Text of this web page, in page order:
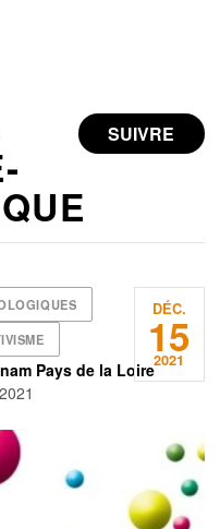
SUIVRE
Pays de la Loire
DÉC.
15
2021